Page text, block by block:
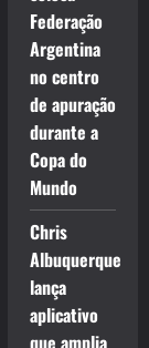
Federação
Argentina
no centro
de apuração
durante a
Copa do
Mundo
Chris
Albuquerque
lança
aplicativo